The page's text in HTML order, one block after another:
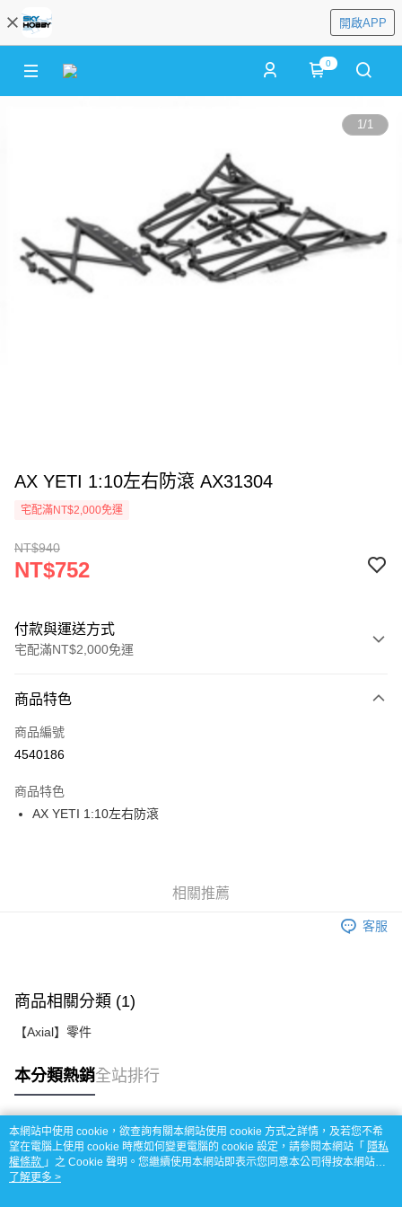
開啟APP
0
1/1
AX YETI 1:10左右防滾 AX31304
宅配滿NT$2,000免運
NT$940
NT$752
付款與運送方式
宅配滿NT$2,000免運
信用卡一次付款
LINE Pay
街口支付
商品特色
商品編號
4540186
商品特色
AX YETI 1:10左右防滾
相關推薦
客服
商品相關分類 (1)
【Axial】零件
本分類熱銷全站排行
熱門標籤
本網站中使用 cookie，欲查詢有關本網站使用 cookie 方式之詳情，及若您不希
望在電腦上使用 cookie 時應如何變更電腦的 cookie 設定，請參閱本網站「 隱私
權條款 」之 Cookie 聲明。您繼續使用本網站即表示您同意本公司得按本網站使
用條款之 Cookie 聲明使用 cookie。
了解更多 >